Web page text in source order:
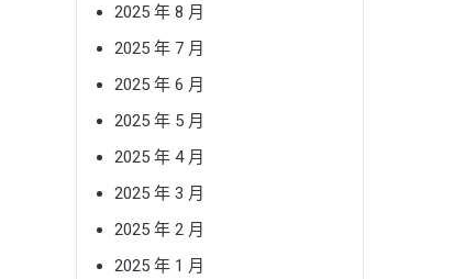
2025 年 8 月
2025 年 7 月
2025 年 6 月
2025 年 5 月
2025 年 4 月
2025 年 3 月
2025 年 2 月
2025 年 1 月